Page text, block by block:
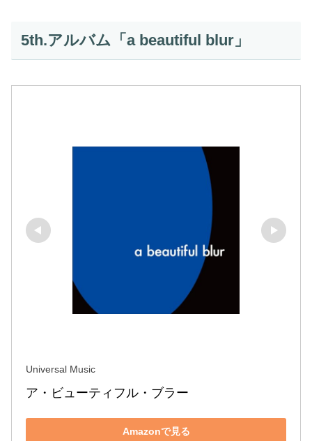
5th.アルバム「a beautiful blur」
Universal Music
ア・ビューティフル・ブラー
Amazonで見る